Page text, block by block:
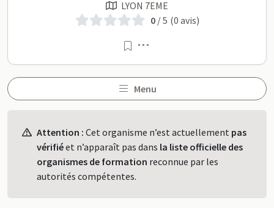
LYON 7EME
0/ 5 (0 avis)
Menu
Attention : Cet organisme n’est actuellement pas
vérifiéet n’apparaît pas dans la liste officielle des
organismes de formation reconnue par les
autorités compétentes.